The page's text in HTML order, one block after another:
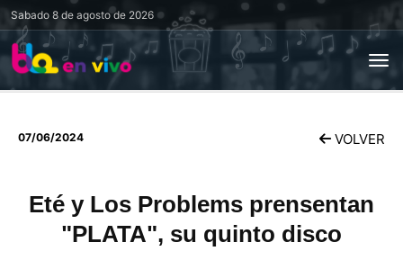
Sabado 8 de agosto de 2026
07/06/2024 VOLVER
Eté y Los Problems prensentan
"PLATA", su quinto disco